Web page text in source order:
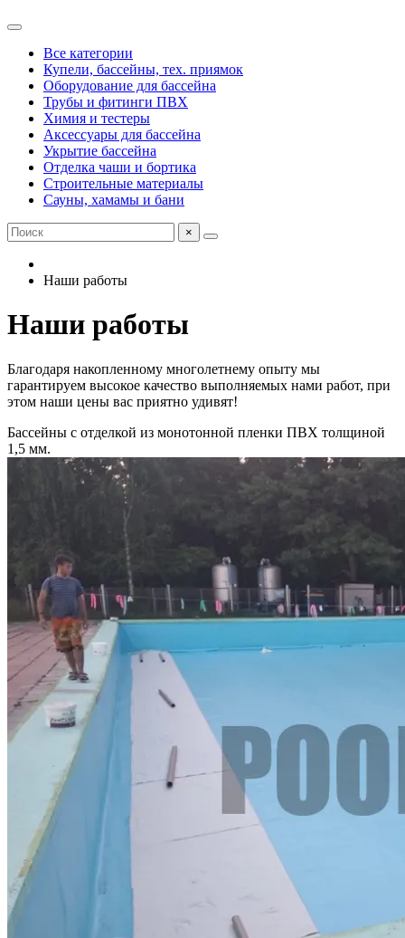
Все категории
Купели, бассейны, тех. приямок
Оборудование для бассейна
Трубы и фитинги ПВХ
Химия и тестеры
Аксессуары для бассейна
Укрытие бассейна
Отделка чаши и бортика
Строительные материалы
Сауны, хамамы и бани
×
Наши работы
Наши работы
Благодаря накопленному многолетнему опыту мы
гарантируем высокое качество выполняемых нами работ, при
этом наши цены вас приятно удивят!
Бассейны с отделкой из монотонной пленки ПВХ толщиной
1,5 мм.